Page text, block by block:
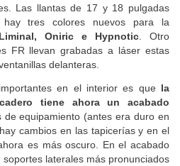
Las llantas de 17 y 18 pulgadas
tres colores nuevos para la
Liminal, Oniric e Hypnotic . Otro
FR llevan grabadas a láser estas
delanteras.
en el interior es que la
tiene ahora un acabado
de equipamiento (antes era duro en
cambios en las tapicerías y en el
es más oscuro. En el acabado
laterales más pronunciados